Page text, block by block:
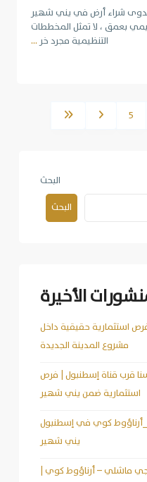
شراء أرض في يني شهير
بعمق ، لا تمثل المخططات
التنظيمية مجرد خر ...
5
البحث
البحث
الأخيرة
استثمارية حقيقية داخل
مشروع المدينة الجديدة
قرب قناة إسطنبول | فرص
استثمارية ضمن يني شهير
كوي في إسطنبول
يني شهير
ماشلي – أرناؤوط كوي |